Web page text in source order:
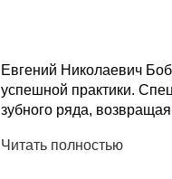
Евгений Николаевич
успешной практики.
зубного ряда,
протоколы. Для дос...
Читать полностью